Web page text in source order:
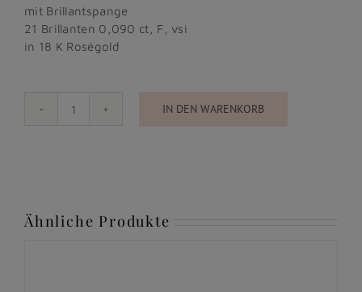
mit Brillantspange
21 Brillanten 0,090 ct, F, vsi
in 18 K Roségold
Summer
IN DEN WARENKORB
Ähnliche Produkte